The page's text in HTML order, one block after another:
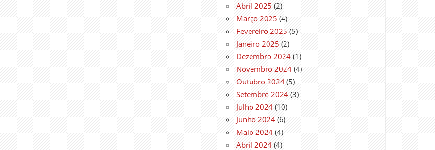
Abril 2025 (2)
Março 2025 (4)
Fevereiro 2025 (5)
Janeiro 2025 (2)
Dezembro 2024 (1)
Novembro 2024 (4)
Outubro 2024 (5)
Setembro 2024 (3)
Julho 2024 (10)
Junho 2024 (6)
Maio 2024 (4)
Abril 2024 (4)